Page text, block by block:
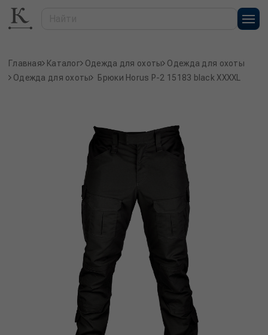
Главная Каталог Одежда для охоты Одежда для охоты
Одежда для охоты
Брюки Horus P-2 15183 black XXXXL